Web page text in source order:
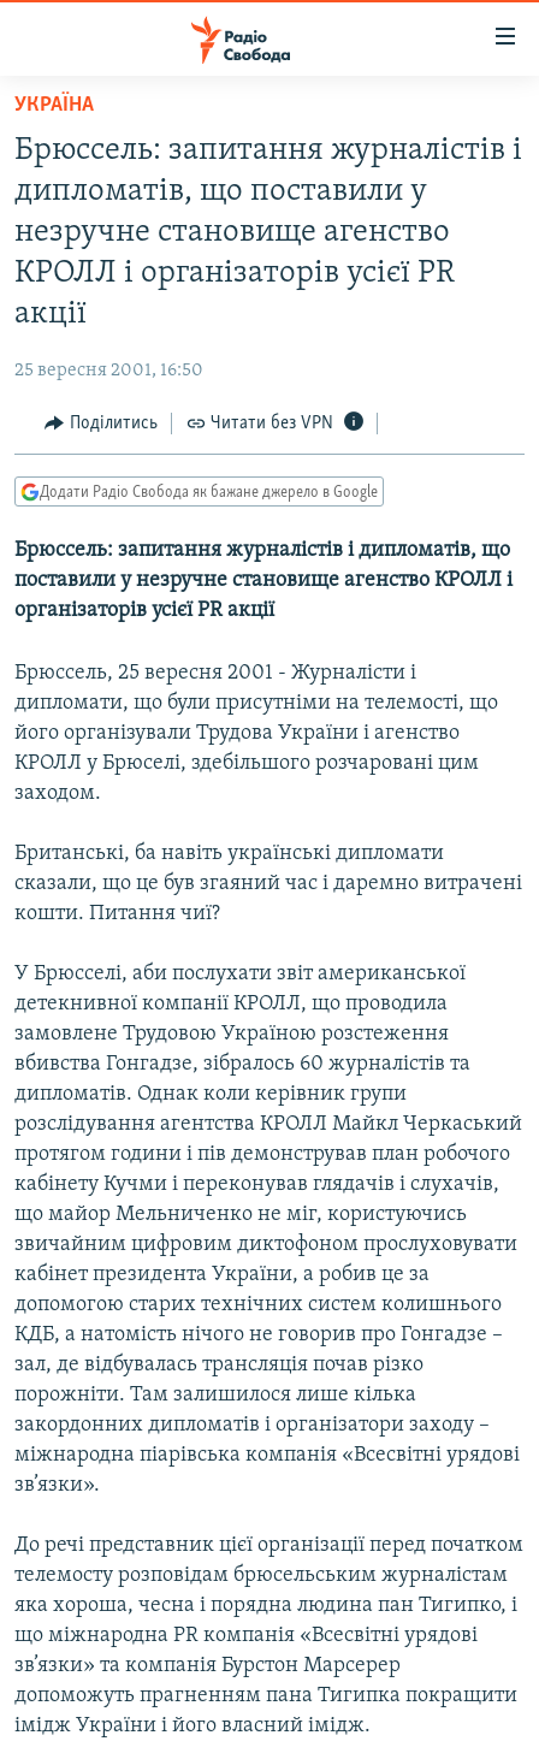
Перейти
основного
матеріалу
до
основної
навігації
до
ВСЕ ЗА ДОБУ
ПОЛІТИКА
ЕКОНОМІКА
СПОРТ
УКРАЇНА
ВІЙНА
РОСІЙСЬКА «ФІЛЬТРАЦІЯ»
КРИМ.РЕАЛІЇ
ТИ ЯК?
СХЕМИ
МУЛЬТИМЕДІА
ФОТО
ПОДКАСТИ
КРИМ РЕАЛІЇ
РУС
КТАТ
Усі сайти RFE/RL
УКРАЇНА
Брюссель: запитання журналістів і
дипломатів, що поставили у
незручне становище агенство
КРОЛЛ і організаторів усієї PR
акції
25 вересня 2001, 16:50
Поділитись Читати без VPN
Додати Радіо Свобода як бажане джерело в Google
Брюссель: запитання журналістів і дипломатів, що
поставили у незручне становище агенство КРОЛЛ і
організаторів усієї PR акції
Брюссель, 25 вересня 2001 - Журналісти і
дипломати, що були присутніми на телемості, що
його організували Трудова України і агенство
КРОЛЛ у Брюселі, здебільшого розчаровані цим
заходом.
Британські, ба навіть українські дипломати
сказали, що це був згаяний час і даремно витрачені
кошти. Питання чиї?
У Брюсселі, аби послухати звіт американської
детекнивної компанії КРОЛЛ, що проводила
замовлене Трудовою Україною розстеження
вбивства Гонгадзе, зібралось 60 журналістів та
дипломатів. Однак коли керівник групи
розслідування агентства КРОЛЛ Майкл Черкаський
протягом години і пів демонстрував план робочого
кабінету Кучми і переконував глядачів і слухачів,
що майор Мельниченко не міг, користуючись
звичайним цифровим диктофоном прослуховувати
кабінет президента України, а робив це за
допомогою старих технічних систем колишнього
КДБ, а натомість нічого не говорив про Гонгадзе –
зал, де відбувалась трансляція почав різко
порожніти. Там залишилося лише кілька
закордонних дипломатів і організатори заходу –
міжнародна піарівська компанія «Всесвітні урядові
зв’язки».
До речі представник цієї організації перед початком
телемосту розповідам брюсельським журналістам
яка хороша, чесна і порядна людина пан Тигипко, і
що міжнародна PR компанія «Всесвітні урядові
зв’язки» та компанія Бурстон Марсерер
допоможуть прагненням пана Тигипка покращити
імідж України і його власний імідж.